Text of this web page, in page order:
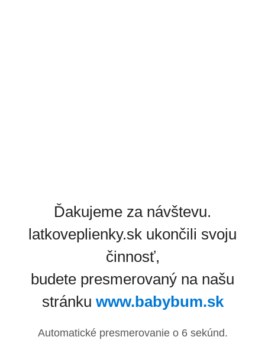
Ďakujeme za návštevu.
latkoveplienky.sk ukončili svoju
činnosť,
budete presmerovaný na našu
stránku www.babybum.sk
Automatické presmerovanie o 6sekúnd.